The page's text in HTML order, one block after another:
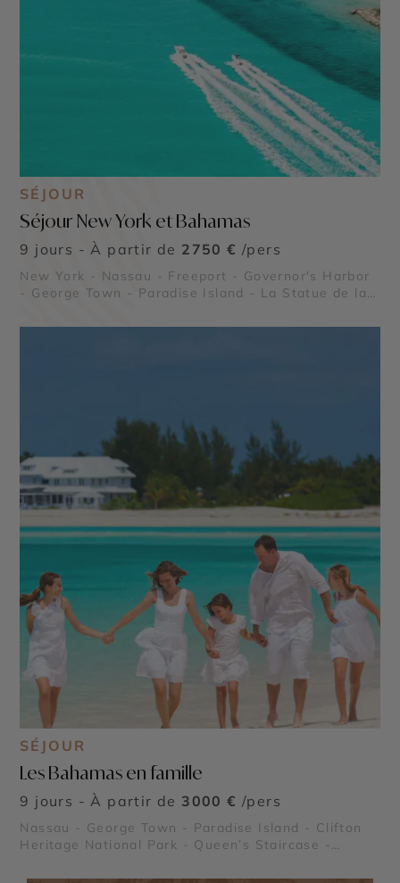
SÉJOUR
Séjour New York et Bahamas
9 jours - À partir de 2750 € /pers
New York - Nassau - Freeport - Governor's Harbor
- George Town - Paradise Island - La Statue de la
SÉJOUR
Les Bahamas en famille
9 jours - À partir de 3000 € /pers
Nassau - George Town - Paradise Island - Clifton
Heritage National Park - Queen’s Staircase -